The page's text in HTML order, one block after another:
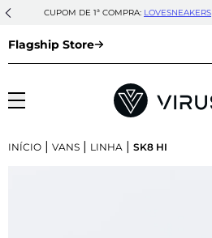
CUPOM DE 1ª COMPRA: LOVESNEAKERS
Flagship Store
INÍCIO | VANS | LINHA | SK8 HI